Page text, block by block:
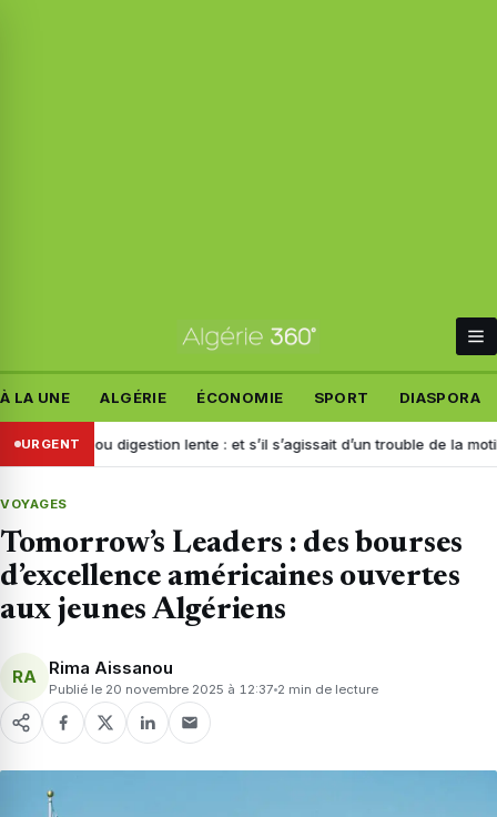
À LA UNE ALGÉRIE ÉCONOMIE SPORT DIASPORA
URGENT
ou digestion lente : et s’il s’agissait d’un trouble de la motilité ?
VOYAGES
Tomorrow’s Leaders : des bourses
d’excellence américaines ouvertes
aux jeunes Algériens
RA Rima Aissanou
Publié le 20 novembre 2025 à 12:37 2 min de lecture